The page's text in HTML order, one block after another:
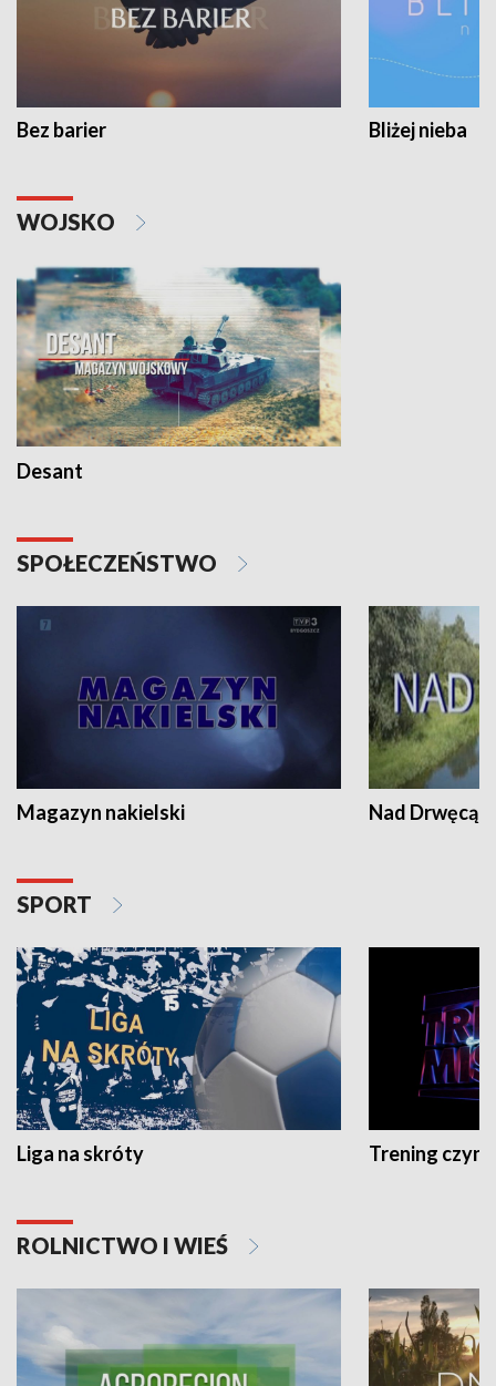
Bez barier Bliżej nieba
WOJSKO
Desant
SPOŁECZEŃSTWO
Magazyn nakielski Nad Drwęcą
SPORT
Liga na skróty Trening czyni
ROLNICTWO I WIEŚ